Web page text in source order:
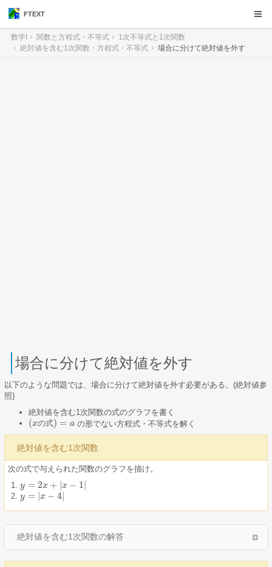
FTEXT
数学I 関数と方程式・不等式
1次不等式と1次関数
絶対値を含む1次関数・方程式・不等式
場合に分けて絶対値を外す
場合に分けて絶対値を外す
以下のような問題では、場合に分けて絶対値を外す必要がある。(絶対値参
照)
絶対値を含む1次関数の式のグラフを書く
(xの式) = a
(xの式)= a の形でない方程式・不等式を解く
絶対値を含む1次関数
次の式で与えられた関数のグラフを描け。
y = 2x + x − 1
y=2x +|x −1
y = x − 4|
y=|x 4|
絶対値を含む1次関数の解答